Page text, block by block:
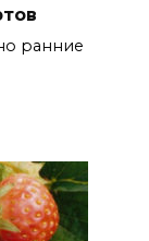
ранние